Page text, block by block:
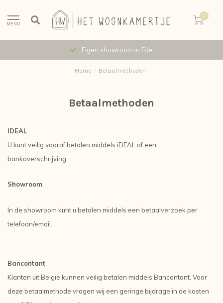
MENU
0
Eigen showroom in Ede
Home / Betaalmethoden
Betaalmethoden
IDEAL
U kunt veilig vooraf betalen middels iDEAL of een
bankoverschrijving.
Showroom
In de showroom kunt u betalen middels een betaalverzoek per
telefoon/email.
Bancontant
Klanten uit België kunnen veilig betalen middels Bancontant. Voor
deze betaalmethode vragen wij een geringe bijdrage in de kosten